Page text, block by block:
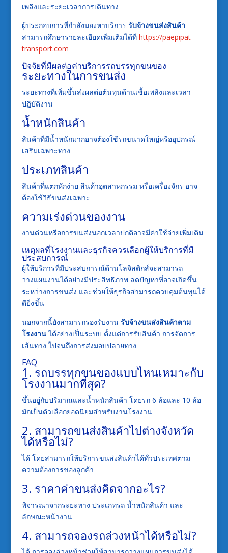
เพลิงและระยะเวลาการเดินทาง
ผู้ประกอบการที่กำลังมองหาบริการ รับจ้างขนส่งสินค้า
สามารถศึกษารายละเอียดเพิ่มเติมได้ที่ https://paepipat-
transport.com
ปัจจัยที่มีผลต่อค่าบริการรถบรรทุกขนของ
ระยะทางในการขนส่ง
ระยะทางที่เพิ่มขึ้นส่งผลต่อต้นทุนด้านเชื้อเพลิงและเวลา
ปฏิบัติงาน
น้ำหนักสินค้า
สินค้าที่มีน้ำหนักมากอาจต้องใช้รถขนาดใหญ่หรืออุปกรณ์
เสริมเฉพาะทาง
ประเภทสินค้า
สินค้าที่แตกหักง่าย สินค้าอุตสาหกรรม หรือเครื่องจักร อาจ
ต้องใช้วิธีขนส่งเฉพาะ
ความเร่งด่วนของงาน
งานด่วนหรือการขนส่งนอกเวลาปกติอาจมีค่าใช้จ่ายเพิ่มเติม
เหตุผลที่โรงงานและธุรกิจควรเลือกผู้ให้บริการที่มี
ประสบการณ์
ผู้ให้บริการที่มีประสบการณ์ด้านโลจิสติกส์จะสามารถ
วางแผนงานได้อย่างมีประสิทธิภาพ ลดปัญหาที่อาจเกิดขึ้น
ระหว่างการขนส่ง และช่วยให้ธุรกิจสามารถควบคุมต้นทุนได้
ดียิ่งขึ้น
นอกจากนี้ยังสามารถรองรับงาน รับจ้างขนส่งสินค้าตาม
โรงงานได้อย่างเป็นระบบ ตั้งแต่การรับสินค้า การจัดการ
เส้นทาง ไปจนถึงการส่งมอบปลายทาง
FAQ
1. รถบรรทุกขนของแบบไหนเหมาะกับ
โรงงานมากที่สุด?
ขึ้นอยู่กับปริมาณและน้ำหนักสินค้า โดยรถ 6 ล้อและ 10 ล้อ
มักเป็นตัวเลือกยอดนิยมสำหรับงานโรงงาน
2. สามารถขนส่งสินค้าไปต่างจังหวัด
ได้หรือไม่?
ได้ โดยสามารถให้บริการขนส่งสินค้าได้ทั่วประเทศตาม
ความต้องการของลูกค้า
3. ราคาค่าขนส่งคิดจากอะไร?
พิจารณาจากระยะทาง ประเภทรถ น้ำหนักสินค้า และ
ลักษณะหน้างาน
4. สามารถจองรถล่วงหน้าได้หรือไม่?